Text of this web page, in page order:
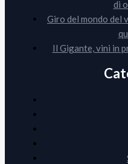
di
Giro del mondo del
Il Gigante, vini in